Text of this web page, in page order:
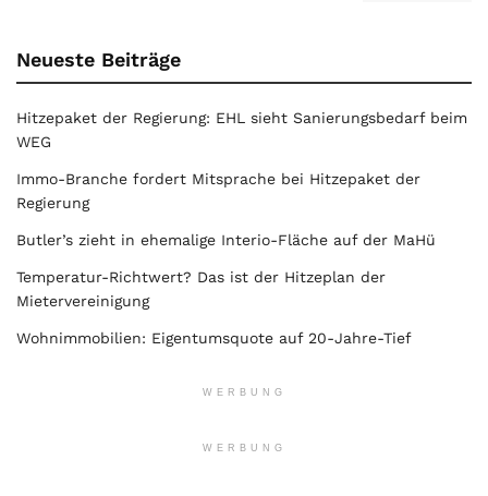
Neueste Beiträge
Hitzepaket der Regierung: EHL sieht Sanierungsbedarf beim
WEG
Immo-Branche fordert Mitsprache bei Hitzepaket der
Regierung
Butler’s zieht in ehemalige Interio-Fläche auf der MaHü
Temperatur-Richtwert? Das ist der Hitzeplan der
Mietervereinigung
Wohnimmobilien: Eigentumsquote auf 20-Jahre-Tief
WERBUNG
WERBUNG